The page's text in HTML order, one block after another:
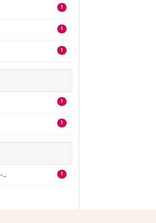
1
1
1
1
1
1